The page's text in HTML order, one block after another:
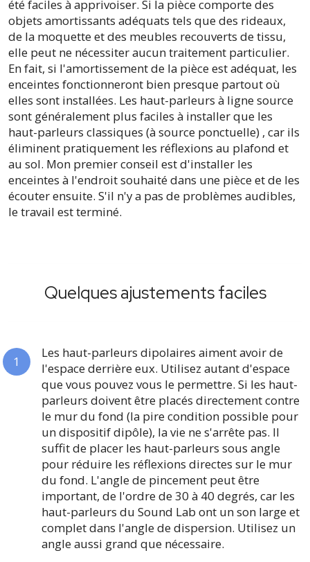
été faciles à apprivoiser. Si la pièce comporte des
objets amortissants adéquats tels que des rideaux,
de la moquette et des meubles recouverts de tissu,
elle peut ne nécessiter aucun traitement particulier.
En fait, si l'amortissement de la pièce est adéquat, les
enceintes fonctionneront bien presque partout où
elles sont installées. Les haut-parleurs à ligne source
sont généralement plus faciles à installer que les
haut-parleurs classiques (à source ponctuelle) , car ils
éliminent pratiquement les réflexions au plafond et
au sol. Mon premier conseil est d'installer les
enceintes à l'endroit souhaité dans une pièce et de les
écouter ensuite. S'il n'y a pas de problèmes audibles,
le travail est terminé.
Quelques ajustements faciles
Les haut-parleurs dipolaires aiment avoir de
l'espace derrière eux. Utilisez autant d'espace
que vous pouvez vous le permettre. Si les haut-
parleurs doivent être placés directement contre
le mur du fond (la pire condition possible pour
un dispositif dipôle), la vie ne s'arrête pas. Il
suffit de placer les haut-parleurs sous angle
pour réduire les réflexions directes sur le mur
du fond. L'angle de pincement peut être
important, de l'ordre de 30 à 40 degrés, car les
haut-parleurs du Sound Lab ont un son large et
complet dans l'angle de dispersion. Utilisez un
angle aussi grand que nécessaire.